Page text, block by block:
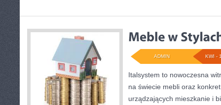
KWI -
ADMIN
Italsystem to nowoczesna
na świecie mebli oraz
urządzających mieszkanie i